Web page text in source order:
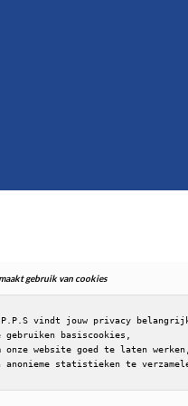
maakt gebruik van cookies
vindt jouw privacy
gebruiken basiscookies,
onze website goed te laten werken,
anonieme statistieken te